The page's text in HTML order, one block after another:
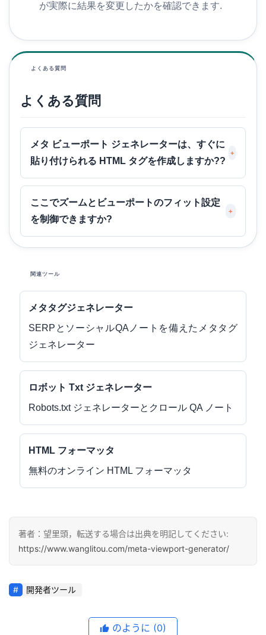
が実際に結果を変更したかを確認できます.
よくある質問
よくある質問
メタ ビューポート ジェネレーターは、すぐに
貼り付けられる HTML タグを作成しますか??
+
ここでズームとビューポートのフィット設定
を制御できますか?
+
関連ツール
メタタグジェネレーター
SERPとソーシャルQAノートを備えたメタタグ
ジェネレーター
ロボット Txt ジェネレーター
Robots.txt ジェネレーターとクロール QA ノート
HTML フォーマッタ
無料のオンライン HTML フォーマッタ
著者：望里頭，転送する場合は出典を明記してください:
https://www.wanglitou.com/meta-viewport-generator/
開発者ツール
のように (0)